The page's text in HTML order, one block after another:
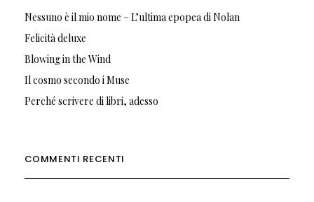
Nessuno è il mio nome – L’ultima epopea di Nolan
Felicità deluxe
Blowing in the Wind
Il cosmo secondo i Muse
Perché scrivere di libri, adesso
COMMENTI RECENTI